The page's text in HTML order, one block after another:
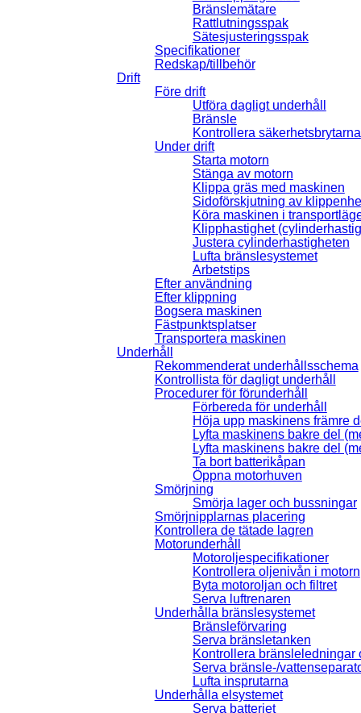
Bränslemätare
Rattlutningsspak
Sätesjusteringsspak
Specifikationer
Redskap/tillbehör
Drift
Före drift
Utföra dagligt underhåll
Bränsle
Kontrollera säkerhetsbrytarna
Under drift
Starta motorn
Stänga av motorn
Klippa gräs med maskinen
Sidoförskjutning av
Köra maskinen i
Klipphastighet
Justera cylinderhastigheten
Lufta bränslesystemet
Arbetstips
Efter användning
Efter klippning
Bogsera maskinen
Fästpunktsplatser
Transportera maskinen
Underhåll
Rekommenderat underhållsschema
Kontrollista för dagligt underhåll
Procedurer för förunderhåll
Förbereda för underhåll
Höja upp maskinens främre
Lyfta maskinens bakre del
Lyfta maskinens bakre del
Ta bort batterikåpan
Öppna motorhuven
Smörjning
Smörja lager och bussningar
Smörjnipplarnas placering
Kontrollera de tätade lagren
Motorunderhåll
Motoroljespecifikationer
Kontrollera oljenivån i motorn
Byta motoroljan och filtret
Serva luftrenaren
Underhålla bränslesystemet
Bränsleförvaring
Serva bränsletanken
Kontrollera bränsleledningar
Serva bränsle-/
Lufta insprutarna
Underhålla elsystemet
Serva batteriet